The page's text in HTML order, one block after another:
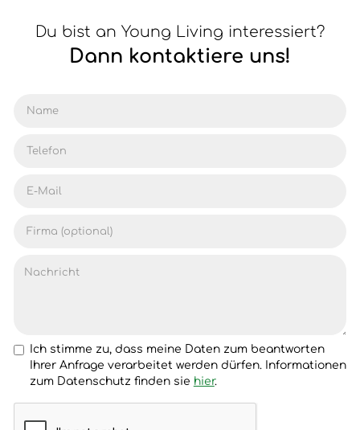
Du bist an Young Living interessiert?
Dann kontaktiere uns!
Ich stimme zu, dass meine Daten zum beantworten
Ihrer Anfrage verarbeitet werden dürfen. Informationen
zum Datenschutz finden sie hier.